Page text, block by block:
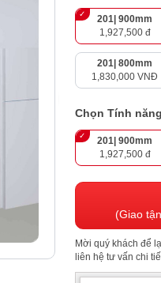
201| 900mm
1,927,500 đ
201| 800mm
1,830,000 VNĐ
Chọn Tính
201| 900mm
1,927,500 đ
(Giao
Mời quý khách để
liên hệ tư vấn chi